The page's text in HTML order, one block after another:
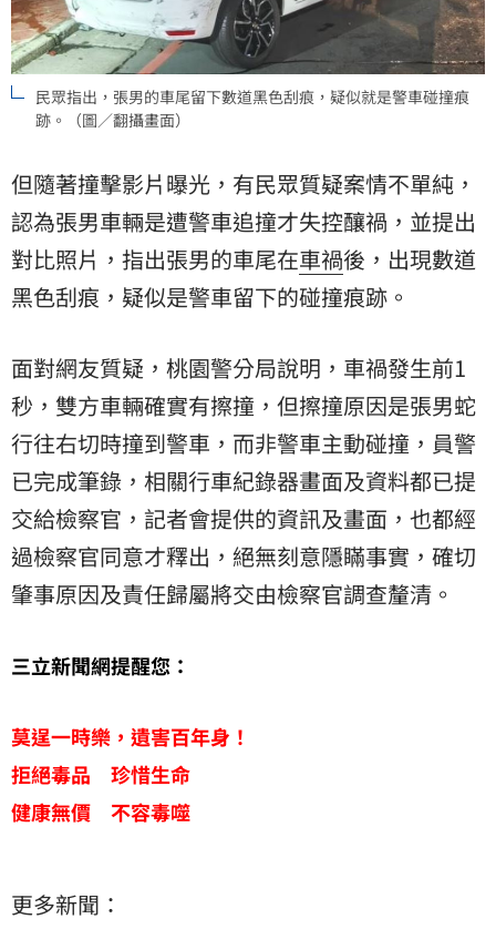
民眾指出，張男的車尾留下數道黑色刮痕，疑似就是警車碰撞痕
跡。（圖／翻攝畫面）
但隨著撞擊影片曝光，有民眾質疑案情不單純，
認為張男車輛是遭警車追撞才失控釀禍，並提出
對比照片，指出張男的車尾在車禍後，出現數道
黑色刮痕，疑似是警車留下的碰撞痕跡。
面對網友質疑，桃園警分局說明，車禍發生前1
秒，雙方車輛確實有擦撞，但擦撞原因是張男蛇
行往右切時撞到警車，而非警車主動碰撞，員警
已完成筆錄，相關行車紀錄器畫面及資料都已提
交給檢察官，記者會提供的資訊及畫面，也都經
過檢察官同意才釋出，絕無刻意隱瞞事實，確切
肇事原因及責任歸屬將交由檢察官調查釐清。
三立新聞網提醒您：
莫逞一時樂，遺害百年身！
拒絕毒品 珍惜生命
健康無價 不容毒噬
更多新聞：